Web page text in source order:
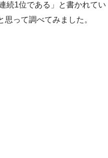
続1位である」と書かれてい
って調べてみました。